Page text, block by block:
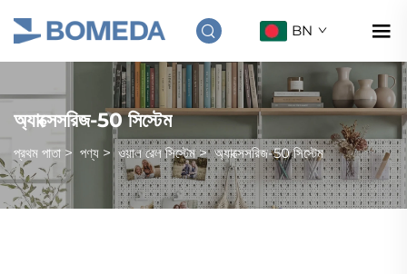
BN
অ্যাক্সেসরিজ-50 সিস্টেম
প্রথম পাতা > পণ্য > ওয়াল রেল সিস্টেম>অ্যাক্সেসরিজ-50 সিস্টেম